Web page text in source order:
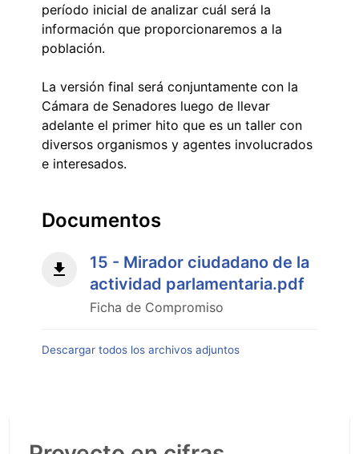
período inicial de analizar cuál será la
información que proporcionaremos a la
población.
La versión final será conjuntamente con la
Cámara de Senadores luego de llevar
adelante el primer hito que es un taller con
diversos organismos y agentes involucrados
e interesados.
Documentos
15 - Mirador ciudadano de la
actividad parlamentaria.pdf
Ficha de Compromiso
Descargar todos los archivos adjuntos